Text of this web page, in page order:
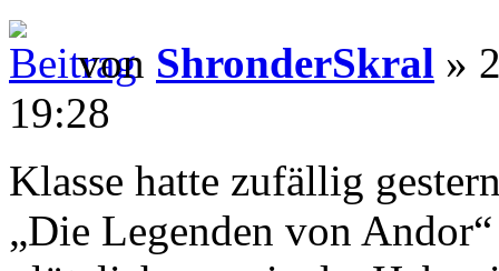
von ShronderSkral »
19:28
Klasse hatte zufällig
„Die Legenden von